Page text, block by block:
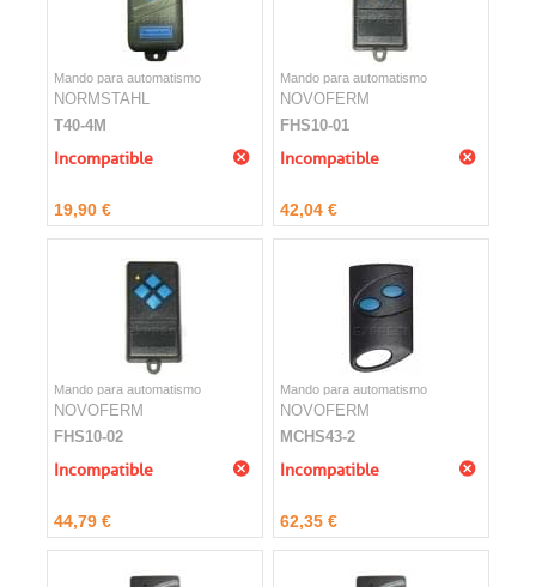
Mando para automatismo
NORMSTAHL
T40-4M
Incompatible
19,90 €
Mando para automatismo
NOVOFERM
FHS10-01
Incompatible
42,04 €
Mando para automatismo
NOVOFERM
FHS10-02
Incompatible
44,79 €
Mando para automatismo
NOVOFERM
MCHS43-2
Incompatible
62,35 €